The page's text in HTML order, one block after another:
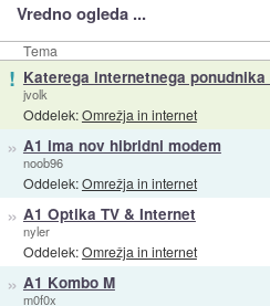
Vredno ogleda ...
Tema
! Katerega internetnega
jvolk
Oddelek:Omrežja in internet
» A1 ima nov hibridni modem
noob96
Oddelek:Omrežja in internet
» A1 Optika TV & Internet
nyler
Oddelek:Omrežja in internet
» A1 Kombo M
m0f0x